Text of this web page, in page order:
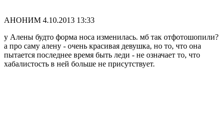
АНОНИМ 4.10.2013 13:33
у Алены будто форма носа изменилась. мб так отфотошопили?
а про саму алену - очень красивая девушка, но то, что она
пытается последнее время быть леди - не означает то, что
хабалистость в ней больше не присутствует.